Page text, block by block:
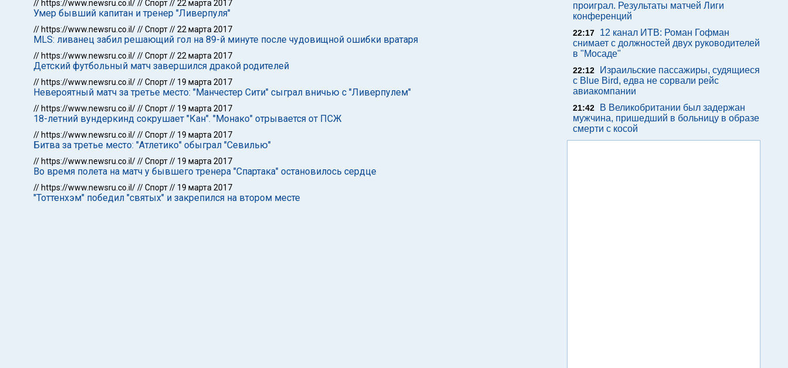
// https://www.newsru.co.il///Спорт//22 марта 2017
Умер бывший капитан и тренер "Ливерпуля"
// https://www.newsru.co.il///Спорт//22 марта 2017
MLS: ливанец забил решающий гол на 89-й минуте после чудовищной ошибки вратаря
// https://www.newsru.co.il///Спорт//22 марта 2017
Детский футбольный матч завершился дракой родителей
// https://www.newsru.co.il///Спорт// 19 марта 2017
Невероятный матч за третье место: "Манчестер Сити" сыграл вничью с "Ливерпулем"
// https://www.newsru.co.il///Спорт// 19 марта 2017
18-летний вундеркинд сокрушает "Кан". "Монако" отрывается от ПСЖ
// https://www.newsru.co.il///Спорт// 19 марта 2017
Битва за третье место: "Атлетико" обыграл "Севилью"
// https://www.newsru.co.il///Спорт// 19 марта 2017
Во время полета на матч у бывшего тренера "Спартака" остановилось сердце
// https://www.newsru.co.il///Спорт// 19 марта 2017
"Тоттенхэм" победил "святых" и закрепился на втором месте
проиграл. Результаты матчей Лиги
конференций
22:17
12 канал ИТВ: Роман Гофман
снимает с должностей двух руководителей
в "Мосаде"
22:12
Израильские пассажиры, судящиеся
с Blue Bird, едва не сорвали рейс
авиакомпании
21:42
В Великобритании был задержан
мужчина, пришедший в больницу в образе
смерти с косой